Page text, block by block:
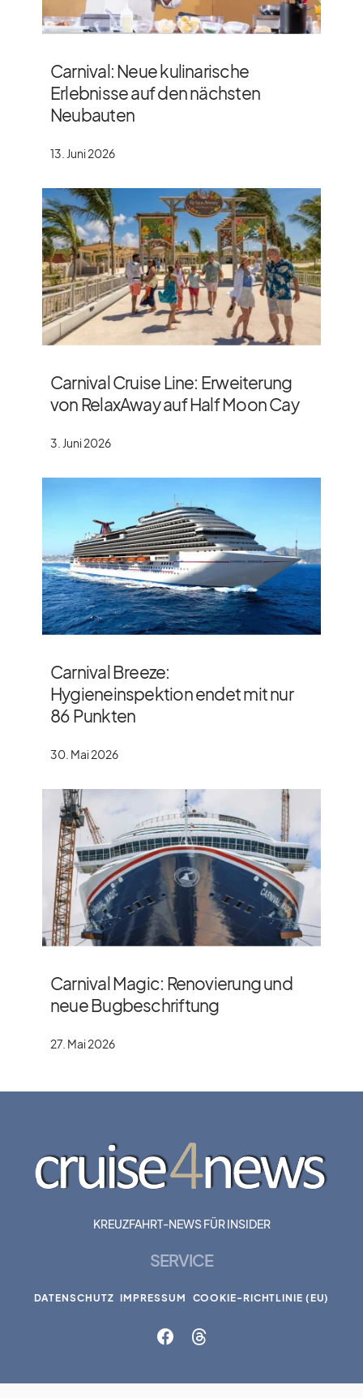
Carnival: Neue kulinarische
Erlebnisse auf den nächsten
Neubauten
13. Juni 2026
Carnival Cruise Line: Erweiterung
von RelaxAway auf Half Moon Cay
3. Juni 2026
Carnival Breeze:
Hygieneinspektion endet mit nur
86 Punkten
30. Mai 2026
Carnival Magic: Renovierung und
neue Bugbeschriftung
27. Mai 2026
KREUZFAHRT-NEWS FÜR INSIDER
SERVICE
DATENSCHUTZ IMPRESSUM COOKIE-RICHTLINIE (EU)